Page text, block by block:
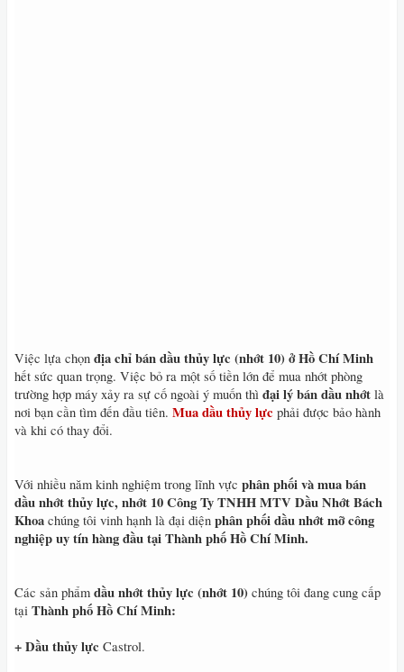
Việc lựa chọn địa chỉ bán dầu thủy lực (nhớt 10)ở Hồ Chí Minh
hết sức quan trọng. Việc bỏ ra một số tiền lớn để mua nhớt phòng
trường hợp máy xảy ra sự cố ngoài ý muốn thì đại lý bán dầu nhớt là
nơi bạn cần tìm đến đầu tiên. Mua dầu thủy lực phải được bảo hành
và khi có thay đổi.
Với nhiều năm kinh nghiệm trong lĩnh vực phân phối và mua bán
dầu nhớt thủy lực, nhớt 10Công Ty TNHH MTV Dầu Nhớt Bách
Khoa chúng tôi vinh hạnh là đại diện phân phối dầu nhớt mỡ công
nghiệp uy tín hàng đầu tại Thành phố Hồ Chí Minh.
Các sản phẩm dầu nhớt thủy lực (nhớt 10) chúng tôi đang cung cấp
tại Thành phố Hồ Chí Minh:
+ Dầu thủy lực Castrol.